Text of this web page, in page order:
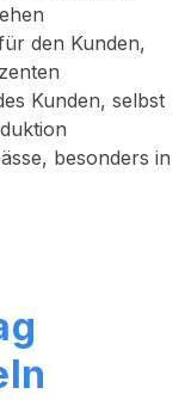
den Kunden,
Kunden, selbst
besonders in